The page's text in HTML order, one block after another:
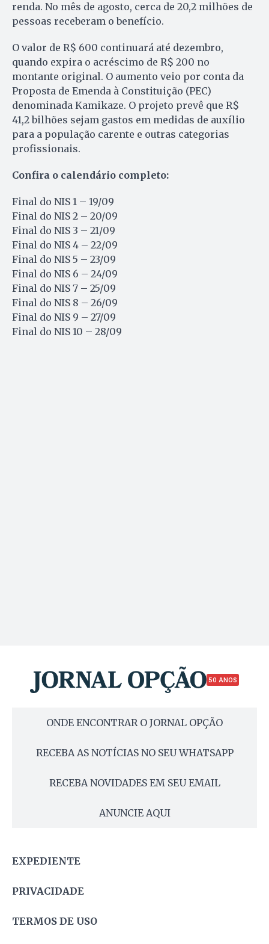
renda. No mês de agosto, cerca de 20,2 milhões de
pessoas receberam o benefício.
O valor de R$ 600 continuará até dezembro,
quando expira o acréscimo de R$ 200 no
montante original. O aumento veio por conta da
Proposta de Emenda à Constituição (PEC)
denominada Kamikaze. O projeto prevê que R$
41,2 bilhões sejam gastos em medidas de auxílio
para a população carente e outras categorias
profissionais.
Confira o calendário completo:
Final do NIS 1 – 19/09
Final do NIS 2 – 20/09
Final do NIS 3 – 21/09
Final do NIS 4 – 22/09
Final do NIS 5 – 23/09
Final do NIS 6 – 24/09
Final do NIS 7 – 25/09
Final do NIS 8 – 26/09
Final do NIS 9 – 27/09
Final do NIS 10 – 28/09
50 ANOS
ONDE ENCONTRAR O JORNAL OPÇÃO
RECEBA AS NOTÍCIAS NO SEU WHATSAPP
RECEBA NOVIDADES EM SEU EMAIL
ANUNCIE AQUI
EXPEDIENTE
PRIVACIDADE
TERMOS DE USO